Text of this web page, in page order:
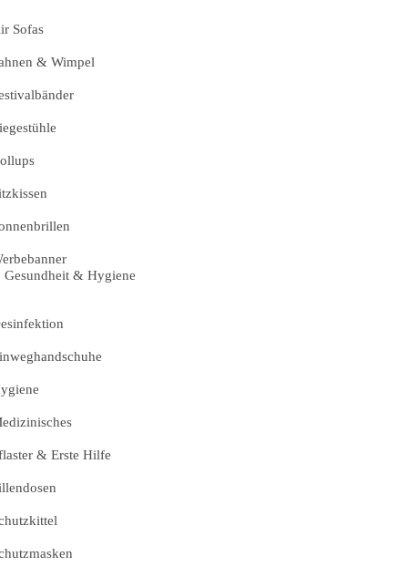
Sofas
& Wimpel
Gesundheit & Hygiene
& Erste Hilfe